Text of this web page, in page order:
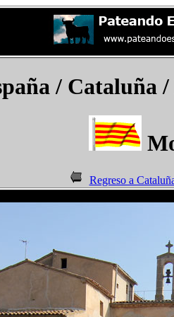
/ Cataluña
Regreso a